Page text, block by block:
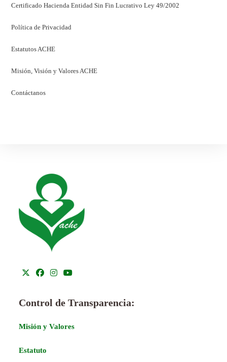
Certificado Hacienda Entidad Sin Fin Lucrativo Ley 49/2002
Política de Privacidad
Estatutos ACHE
Misión, Visión y Valores ACHE
Contáctanos
Control de Transparencia:
Misión y Valores
Estatuto